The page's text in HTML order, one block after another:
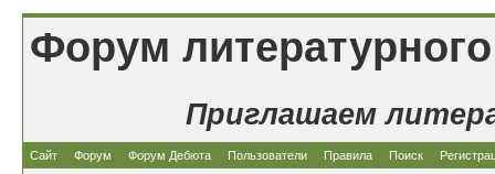
Форум
Приглашаем
Сайт Форум Форум Дебюта Пользователи Правила Поиск